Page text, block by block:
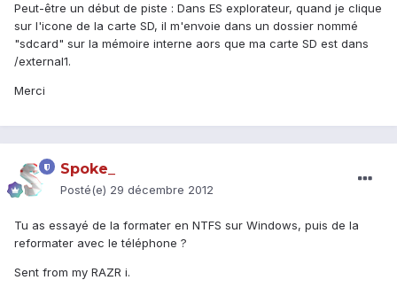
Peut-être un début de piste : Dans ES explorateur, quand je clique
sur l'icone de la carte SD, il m'envoie dans un dossier nommé
"sdcard" sur la mémoire interne aors que ma carte SD est dans
/external1.
Merci
Spoke_
Posté(e) 29 décembre 2012
Tu as essayé de la formater en NTFS sur Windows, puis de la
reformater avec le téléphone ?
Sent from my RAZR i.